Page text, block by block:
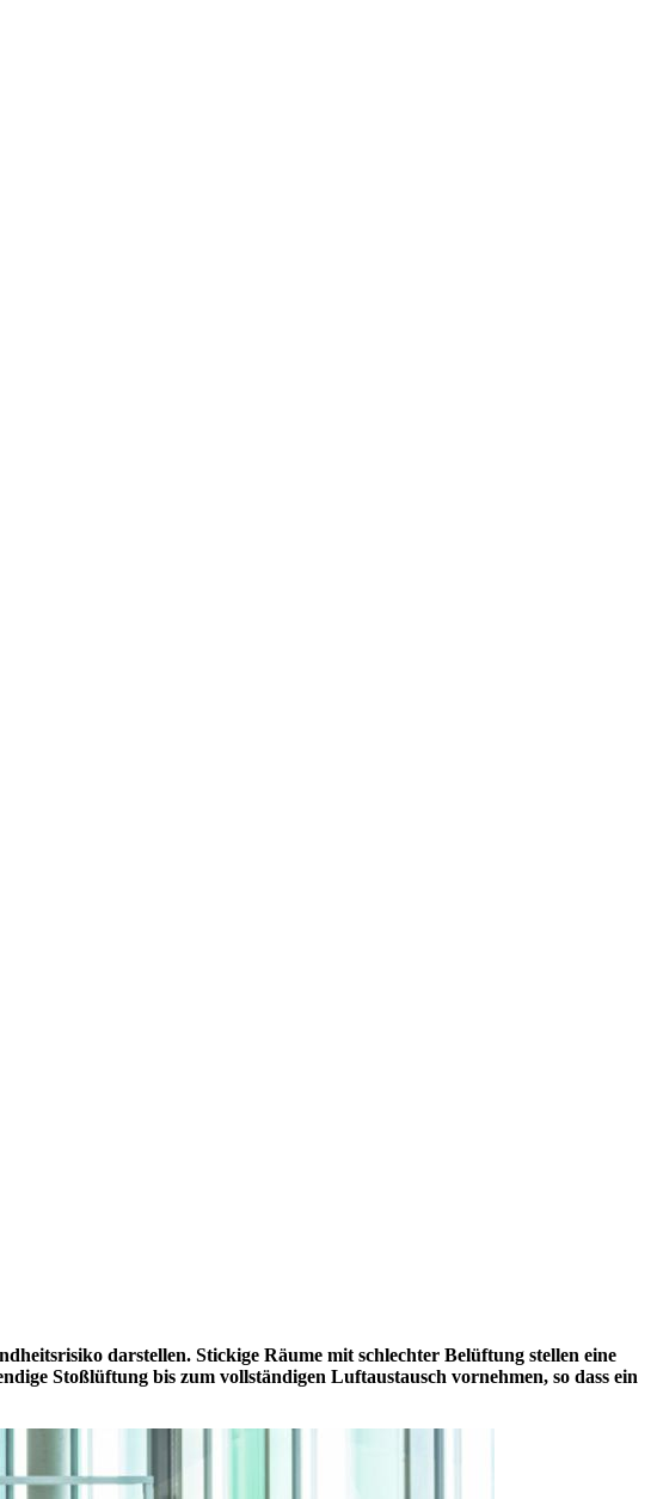
darstellen. Stickige Räume mit schlechter Belüftung stellen eine
Stoßlüftung bis zum vollständigen Luftaustausch vornehmen, so dass ein